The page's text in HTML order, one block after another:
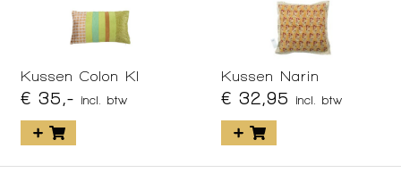
Kussen Colon KI
€ 35,- incl. btw
Kussen Narin
€ 32,95 incl. btw